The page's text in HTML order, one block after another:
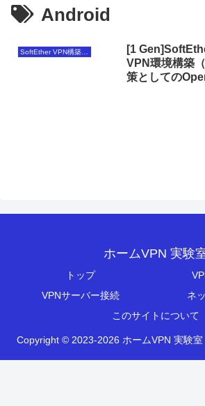
Android
SoftEther VPN構築（第1世代）
[1
VPN環境構築
策としての
ホームVPN 実験
トップ
VPNサーバー接続
ネ
このサイトについて
Copyright © 2023-2026 ホームVPN 実験室